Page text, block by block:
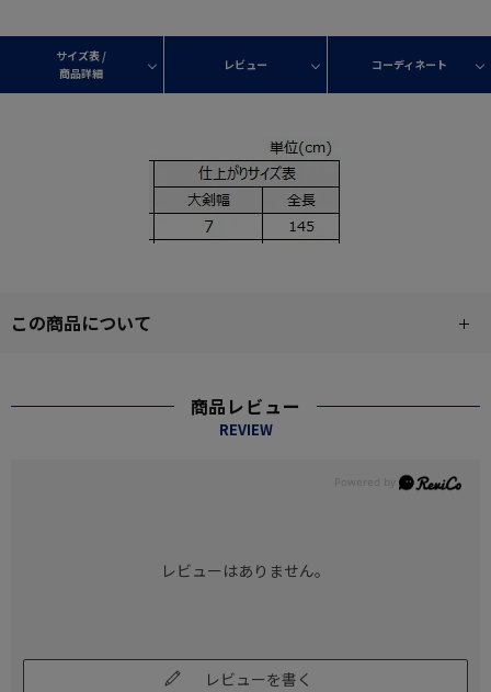
サイズ表 /
商品詳細
レビュー コーディネート
この商品について
商品レビュー
REVIEW
レビューはありません。
レビューを書く